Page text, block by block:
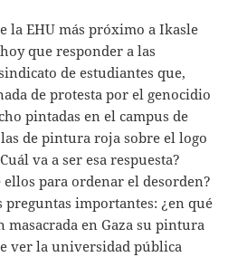
la EHU más próximo a Ikasle
que responder a las
de estudiantes que,
de protesta por el genocidio
pintadas en el campus de
de pintura roja sobre el logo
va a ser esa respuesta?
para ordenar el desorden?
preguntas importantes: ¿en qué
masacrada en Gaza su pintura
ver la universidad pública